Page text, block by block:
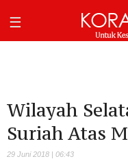
Wilayah
Suriah Atas
29 Juni 2018 | 06:43